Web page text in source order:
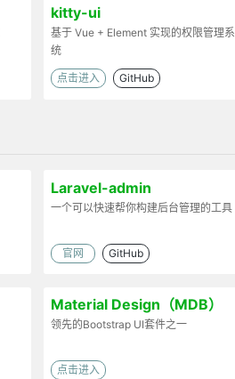
kitty-ui
基于 Vue + Element 实现的权限管理系
统
点击进入 GitHub
Laravel-admin
一个可以快速帮你构建后台管理的工具
官网 GitHub
Material Design（MDB）
领先的Bootstrap UI套件之一
点击进入